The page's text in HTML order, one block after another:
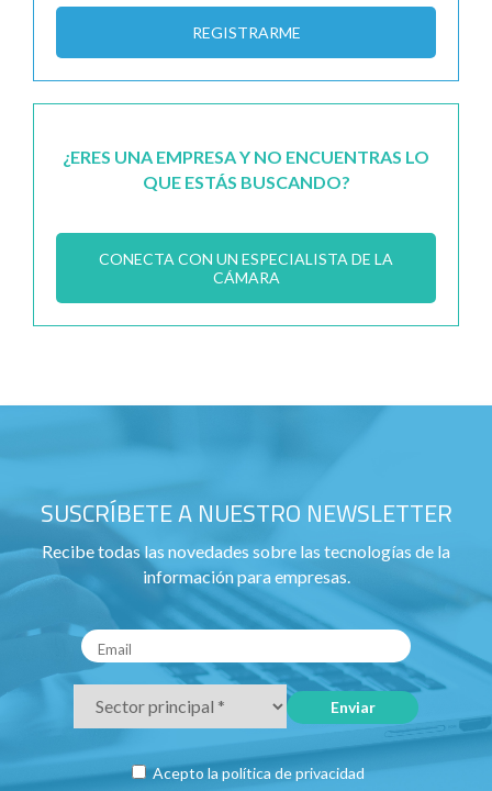
REGISTRARME
¿ERES UNA EMPRESA Y NO ENCUENTRAS LO
QUE ESTÁS BUSCANDO?
CONECTA CON UN ESPECIALISTA DE LA
CÁMARA
SUSCRÍBETE A NUESTRO NEWSLETTER
Recibe todas las novedades sobre las tecnologías de la
información para empresas.
Acepto la política de privacidad